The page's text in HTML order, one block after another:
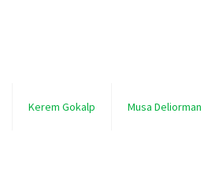
Kerem Gokalp Musa Deliorman